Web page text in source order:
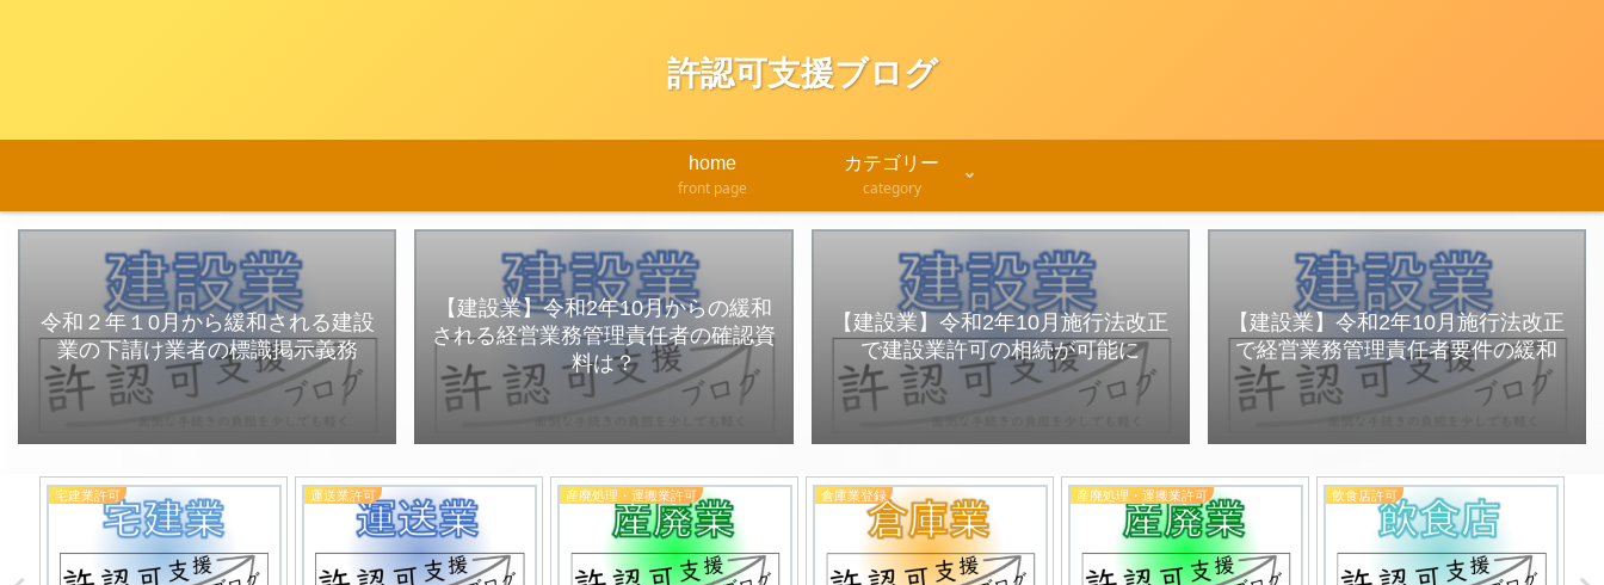
許認可支援ブログ
home
front page
カテゴリー
category
令和２年１0月から緩和される建設
業の下請け業者の標識掲示義務
【建設業】令和2年10月からの緩和
される経営業務管理責任者の確認資
料は？
【建設業】令和2年10月施行法改正
で建設業許可の相続が可能に
【建設業】令和2年10月施行法改正
で経営業務管理責任者要件の緩和
宅建業許可 運送業許可 産廃処理・運搬業許可 倉庫業登録 産廃処理・運搬業許可 飲食店許可